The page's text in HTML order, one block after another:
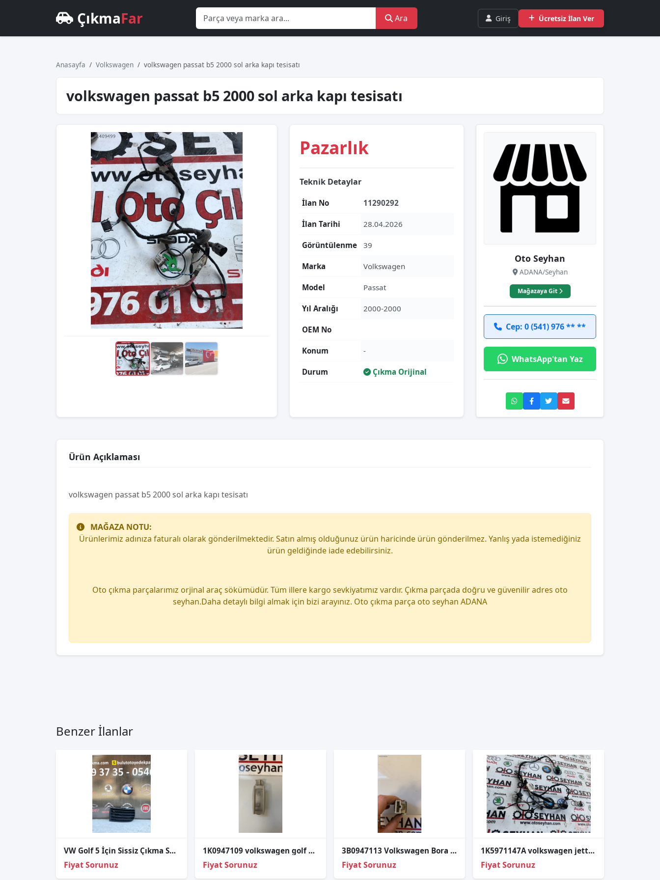
ÇıkmaFar Ara Giriş Ücretsiz İlan Ver
Anasayfa Volkswagen volkswagen passat b5 2000 sol arka kapı tesisatı
volkswagen passat b5 2000 sol arka kapı tesisatı
Pazarlık
Teknik Detaylar
İlan No 11290292
İlan Tarihi 28.04.2026
Görüntülenme 39
Marka Volkswagen
Model Passat
Yıl Aralığı 2000-2000
OEM No
Konum -
Durum Çıkma Orijinal
Oto Seyhan
ADANA/Seyhan
Mağazaya Git
Cep: 0 (541) 976 ** **
WhatsApp'tan Yaz
Ürün Açıklaması
volkswagen passat b5 2000 sol arka kapı tesisatı
MAĞAZA NOTU:
Ürünlerimiz adınıza faturalı olarak gönderilmektedir. Satın almış olduğunuz ürün haricinde ürün gönderilmez. Yanlış yada istemediğiniz
ürün geldiğinde iade edebilirsiniz.
Oto çıkma parçalarımız orjinal araç sökümüdür. Tüm illere kargo sevkiyatımız vardır. Çıkma parçada doğru ve güvenilir adres oto
seyhan.Daha detaylı bilgi almak için bizi arayınız. Oto çıkma parça oto seyhan ADANA
Benzer İlanlar
VW Golf 5 İçin Sissiz Çıkma Sol Sis Far Kapak
Fiyat Sorunuz
1K0947109 volkswagen golf 2004-2020 güneşlik lambası
Fiyat Sorunuz
3B0947113 Volkswagen Bora 2001 güneşlik lambası
Fiyat Sorunuz
1K5971147A volkswagen jetta 2008 bagaj kapağı tesisatı
Fiyat Sorunuz